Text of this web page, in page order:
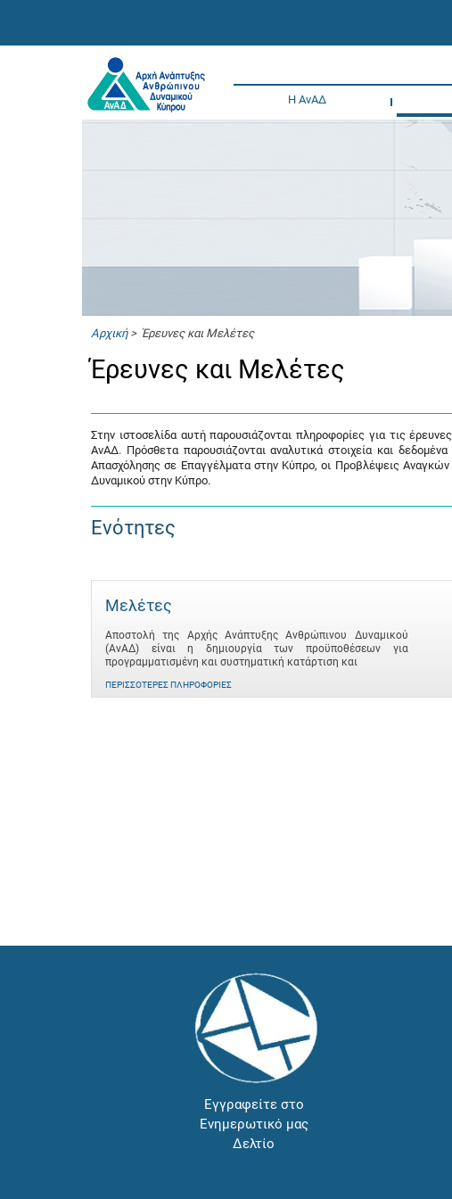
Η ΑνΑΔ
Αρχική> Έρευνες και Μελέτες
Έρευνες και Μελέτες
Στην ιστοσελίδα αυτή παρουσιάζονται πληροφορίες για τις
ΑνΑΔ. Πρόσθετα παρουσιάζονται αναλυτικά στοιχεία και
Απασχόλησης σε Επαγγέλματα στην Κύπρο, οι Προβλέψεις
Δυναμικού στην Κύπρο.
Ενότητες
Μελέτες
Αποστολή της Αρχής Ανάπτυξης Ανθρώπινου Δυναμικού
(ΑνΑΔ) είναι η δημιουργία των προϋποθέσεων για
προγραμματισμένη και συστηματική κατάρτιση και
ΠΕΡΙΣΣΌΤΕΡΕΣ ΠΛΗΡΟΦΟΡΊΕΣ
Εγγραφείτε στο
Ενημερωτικό μας
Δελτίο